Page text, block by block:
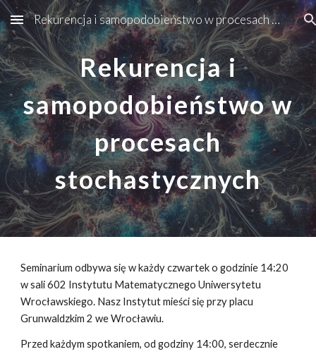
Skip to main content Skip to navigation
Rekurencja i samopodobieństwo w procesach stochastycznych
Rekurencja i
samopodobieństwo w
procesach
stochastycznych
Seminarium odbywa się w każdy czwartek o godzinie 14:20
w sali 602 Instytutu Matematycznego Uniwersytetu
Wrocławskiego. Nasz Instytut mieści się przy placu
Grunwaldzkim 2 we Wrocławiu.
Przed każdym spotkaniem, od godziny 14:00, serdecznie